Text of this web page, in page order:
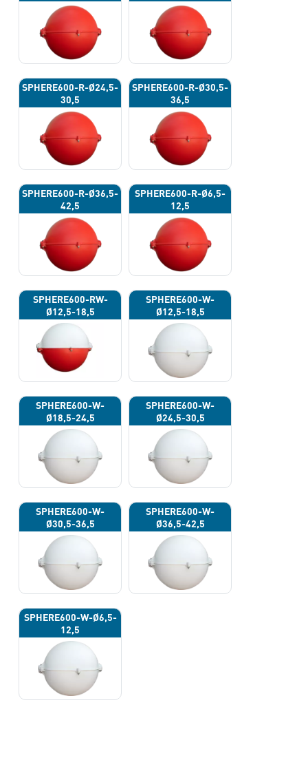
SPHERE600-R-Ø24,5-
30,5
SPHERE600-R-Ø30,5-
36,5
SPHERE600-R-Ø36,5-
42,5
SPHERE600-R-Ø6,5-
12,5
SPHERE600-RW-
Ø12,5-18,5
SPHERE600-W-
Ø12,5-18,5
SPHERE600-W-
Ø18,5-24,5
SPHERE600-W-
Ø24,5-30,5
SPHERE600-W-
Ø30,5-36,5
SPHERE600-W-
Ø36,5-42,5
SPHERE600-W-Ø6,5-
12,5